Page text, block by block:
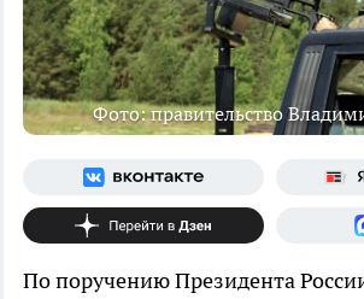
Фото: правительство
По поручению Президента